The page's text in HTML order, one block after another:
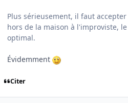
Plus sérieusement, il faut
hors de la maison à l'improviste,
optimal.
Évidemment
Citer